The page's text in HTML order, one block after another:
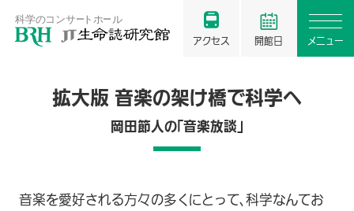
開館日 メニュー
アクセス
拡大版 音楽の架け橋で科学へ
岡田節人の「音楽放談」
音楽を愛好される方々の多くにとって、科学なんてお